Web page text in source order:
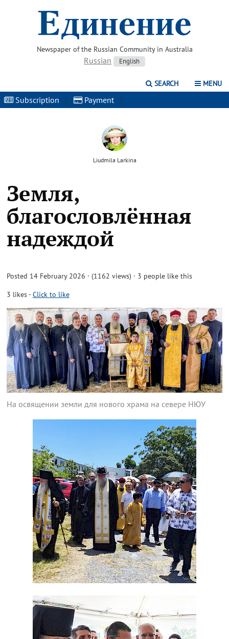
Newspaper of the Russian Community in Australia
Russian English
SEARCH MENU
Subscription | Payment |
Liudmila Larkina
Земля,
благословлённая
надеждой
Posted 14 February 2026 · (1162 views) · 3 people like this
3 likes-Click to like
На освящении земли для нового храма на севере НЮУ